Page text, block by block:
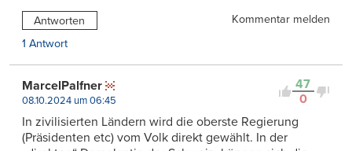
Antworten
Kommentar melden
1 Antwort
47
0
MarcelPalfner
08.10.2024 um 06:45
In zivilisierten Ländern wird die oberste Regierung
(Präsidenten etc) vom Volk direkt gewählt. In der